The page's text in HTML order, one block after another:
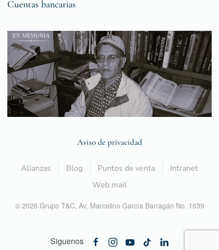
Cuentas bancarias
Aviso de privacidad
Alianzas Blog Puntos de venta
Intranet
Web mail
© 2026 Grupo T&C, Av. Marcelino García Barragán No. 1639
Siguenos